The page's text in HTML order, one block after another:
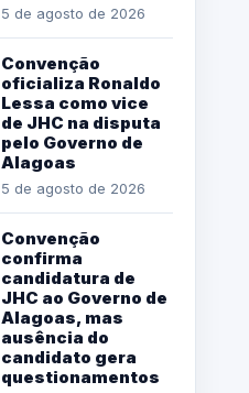
5 de agosto de 2026
Convenção
oficializa Ronaldo
Lessa como vice
de JHC na disputa
pelo Governo de
Alagoas
5 de agosto de 2026
Convenção
confirma
candidatura de
JHC ao Governo de
Alagoas, mas
ausência do
candidato gera
questionamentos